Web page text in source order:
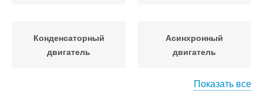
Конденсаторный
двигатель
Асинхронный
двигатель
Показать все